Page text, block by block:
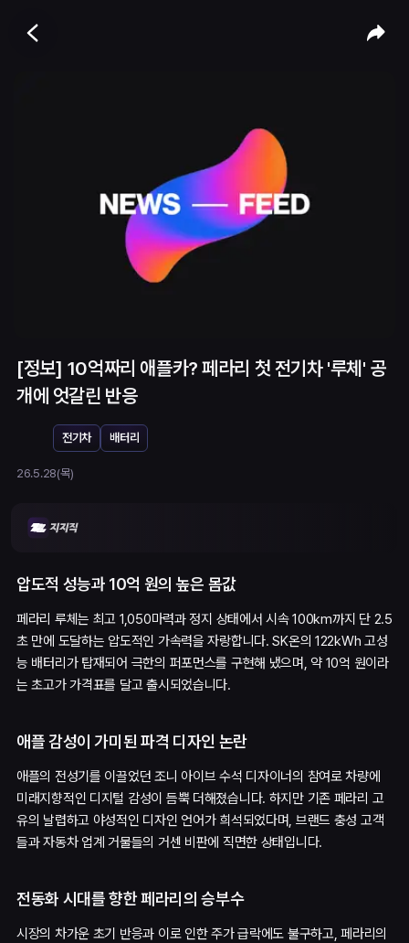
[정보] 10억짜리 애플카? 페라리 첫 전기차 '루체' 공
개에 엇갈린 반응
전기차 배터리
26.5.28(목)
압도적 성능과 10억 원의 높은 몸값
페라리 루체는 최고 1,050마력과 정지 상태에서 시속 100km까지 단 2.5
초 만에 도달하는 압도적인 가속력을 자랑합니다. SK온의 122kWh 고성
능 배터리가 탑재되어 극한의 퍼포먼스를 구현해 냈으며, 약 10억 원이라
는 초고가 가격표를 달고 출시되었습니다.
애플 감성이 가미된 파격 디자인 논란
애플의 전성기를 이끌었던 조니 아이브 수석 디자이너의 참여로 차량에
미래지향적인 디지털 감성이 듬뿍 더해졌습니다. 하지만 기존 페라리 고
유의 날렵하고 야성적인 디자인 언어가 희석되었다며, 브랜드 충성 고객
들과 자동차 업계 거물들의 거센 비판에 직면한 상태입니다.
전동화 시대를 향한 페라리의 승부수
시장의 차가운 초기 반응과 이로 인한 주가 급락에도 불구하고, 페라리의